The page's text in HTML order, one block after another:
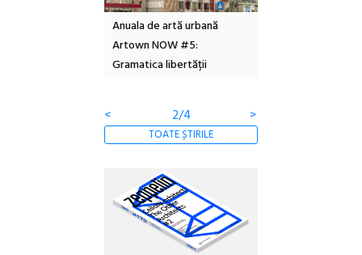
Anuala de artă urbană
Artown NOW #5:
Gramatica libertății
< 2/4 >
TOATE ȘTIRILE